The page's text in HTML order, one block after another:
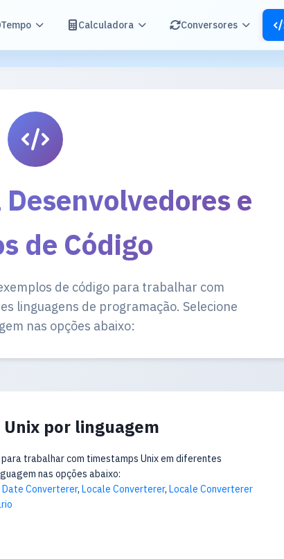
Tempo Calculadora Conversores
e
de Código
de código para trabalhar com
linguagens de programação. Selecione
nas opções abaixo:
por linguagem
trabalhar com timestamps Unix em diferentes
nas opções abaixo:
Date Converterer, Locale Converterer, Locale Converterer